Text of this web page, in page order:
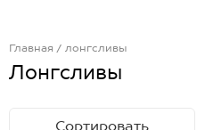
Главная лонгсливы
Лонгсливы